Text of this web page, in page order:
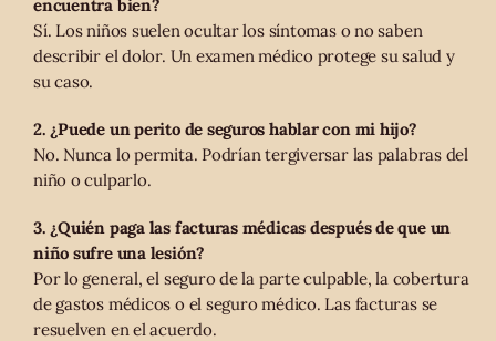
encuentra bien?
Sí. Los niños suelen ocultar los síntomas o no saben
describir el dolor. Un examen médico protege su salud y
su caso.
2. ¿Puede un perito de seguros hablar con mi hijo?
No. Nunca lo permita. Podrían tergiversar las palabras del
niño o culparlo.
3. ¿Quién paga las facturas médicas después de que un
niño sufre una lesión?
Por lo general, el seguro de la parte culpable, la cobertura
de gastos médicos o el seguro médico. Las facturas se
resuelven en el acuerdo.